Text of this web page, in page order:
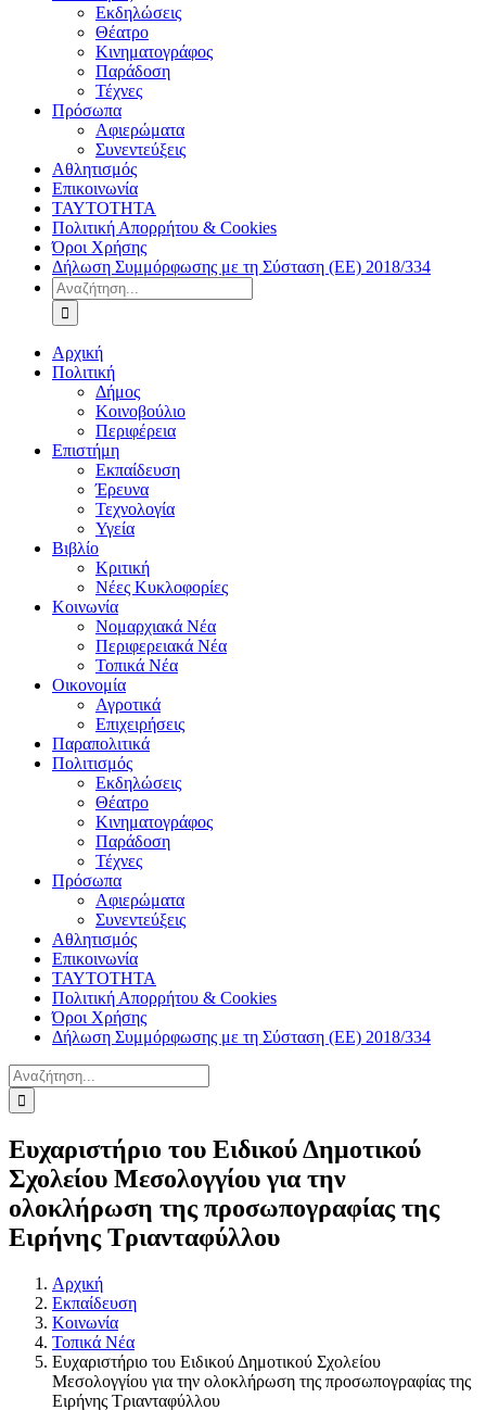
Εκδηλώσεις
Θέατρο
Κινηματογράφος
Παράδοση
Τέχνες
Πρόσωπα
Αφιερώματα
Συνεντεύξεις
Αθλητισμός
Επικοινωνία
ΤΑΥΤΟΤΗΤΑ
Πολιτική Απορρήτου & Cookies
Όροι Χρήσης
Δήλωση Συμμόρφωσης με τη Σύσταση (ΕΕ) 2018/334
Αναζήτηση
για:
Αρχική
Πολιτική
Δήμος
Κοινοβούλιο
Περιφέρεια
Επιστήμη
Εκπαίδευση
Έρευνα
Τεχνολογία
Υγεία
Βιβλίο
Κριτική
Νέες Κυκλοφορίες
Κοινωνία
Νομαρχιακά Νέα
Περιφερειακά Νέα
Τοπικά Νέα
Οικονομία
Αγροτικά
Επιχειρήσεις
Παραπολιτικά
Πολιτισμός
Εκδηλώσεις
Θέατρο
Κινηματογράφος
Παράδοση
Τέχνες
Πρόσωπα
Αφιερώματα
Συνεντεύξεις
Αθλητισμός
Επικοινωνία
ΤΑΥΤΟΤΗΤΑ
Πολιτική Απορρήτου & Cookies
Όροι Χρήσης
Δήλωση Συμμόρφωσης με τη Σύσταση (ΕΕ) 2018/334
Αναζήτηση
για:
Ευχαριστήριο του Ειδικού Δημοτικού
Σχολείου Μεσολογγίου για την
ολοκλήρωση της προσωπογραφίας της
Ειρήνης Τριανταφύλλου
Αρχική
Εκπαίδευση
Κοινωνία
Τοπικά Νέα
Ευχαριστήριο του Ειδικού Δημοτικού Σχολείου
Μεσολογγίου για την ολοκλήρωση της προσωπογραφίας της
Ειρήνης Τριανταφύλλου